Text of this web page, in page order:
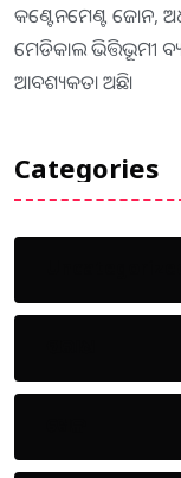
କଣ୍ଟେନମେଣ୍ଟ ଜୋନ,
ମେଡିକାଲ ଭିତ୍ତିଭୂମୀ
ଆବଶ୍ୟକତା ଅଛି।
Categories